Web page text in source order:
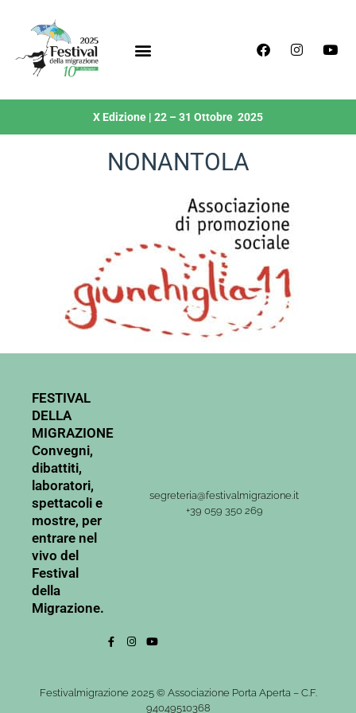
X Edizione | 22 – 31 Ottobre 2025
NONANTOLA
FESTIVAL
DELLA
MIGRAZIONE
Convegni,
dibattiti,
laboratori,
spettacoli e
mostre, per
entrare nel
vivo del
Festival
della
Migrazione.
segreteria@festivalmigrazione.it
+39 059 350 269
Festivalmigrazione 2025 © Associazione Porta Aperta – C.F.
94049510368